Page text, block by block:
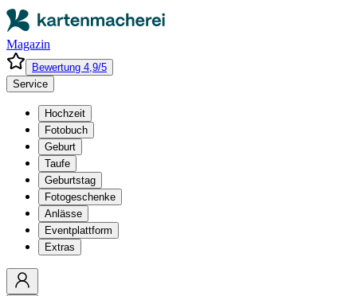
Magazin
Bewertung 4,9/5
Service
Hochzeit
Fotobuch
Geburt
Taufe
Geburtstag
Fotogeschenke
Anlässe
Eventplattform
Extras